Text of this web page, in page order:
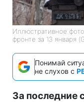
Иллюстративное
фронте за 13 января
Понимай
не слухов с
За последние